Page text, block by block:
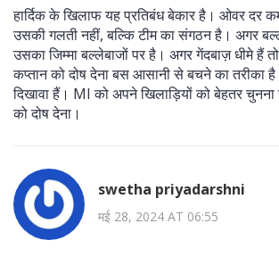
हार्दिक के खिलाफ यह प्रतिबंध बेकार है। ओवर दर
उसकी गलती नहीं, बल्कि टीम का संगठन है। अगर
उसका जिम्मा बल्लेबाजों पर है। अगर गेंदबाज़ धीमे हैं
कप्तान को दोष देना बस आसानी से बचने का तरीका
दिखावा हैं। MI को अपने खिलाड़ियों को बेहतर चुनना
को दोष देना।
swetha priyadarshni
मई 28, 2024 AT 06:55